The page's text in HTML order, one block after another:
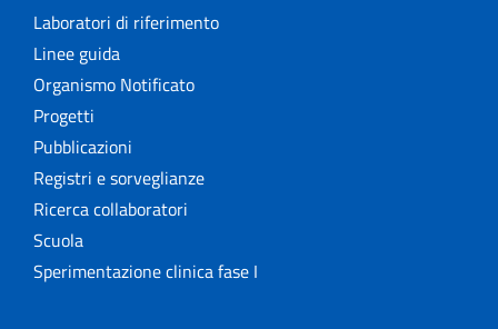
Laboratori di riferimento
Linee guida
Organismo Notificato
Progetti
Pubblicazioni
Registri e sorveglianze
Ricerca collaboratori
Scuola
Sperimentazione clinica fase I